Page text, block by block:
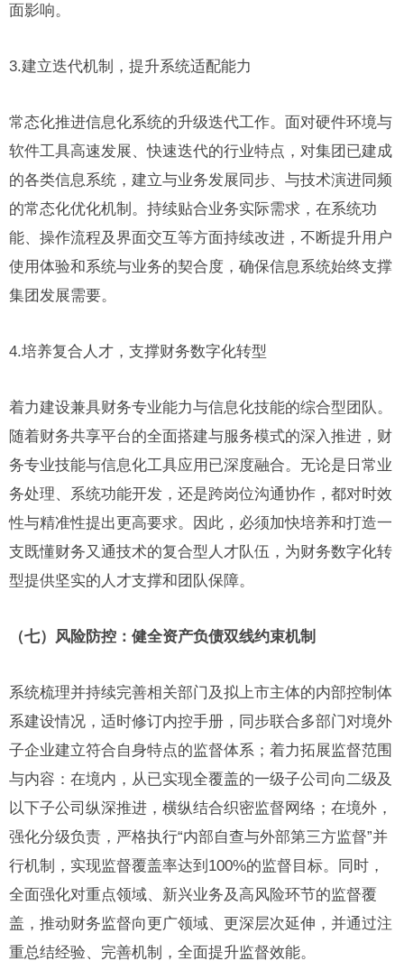
面影响。
3.建立迭代机制，提升系统适配能力
常态化推进信息化系统的升级迭代工作。面对硬件环境与
软件工具高速发展、快速迭代的行业特点，对集团已建成
的各类信息系统，建立与业务发展同步、与技术演进同频
的常态化优化机制。持续贴合业务实际需求，在系统功
能、操作流程及界面交互等方面持续改进，不断提升用户
使用体验和系统与业务的契合度，确保信息系统始终支撑
集团发展需要。
4.培养复合人才，支撑财务数字化转型
着力建设兼具财务专业能力与信息化技能的综合型团队。
随着财务共享平台的全面搭建与服务模式的深入推进，财
务专业技能与信息化工具应用已深度融合。无论是日常业
务处理、系统功能开发，还是跨岗位沟通协作，都对时效
性与精准性提出更高要求。因此，必须加快培养和打造一
支既懂财务又通技术的复合型人才队伍，为财务数字化转
型提供坚实的人才支撑和团队保障。
（七）风险防控：健全资产负债双线约束机制
系统梳理并持续完善相关部门及拟上市主体的内部控制体
系建设情况，适时修订内控手册，同步联合多部门对境外
子企业建立符合自身特点的监督体系；着力拓展监督范围
与内容：在境内，从已实现全覆盖的一级子公司向二级及
以下子公司纵深推进，横纵结合织密监督网络；在境外，
强化分级负责，严格执行“内部自查与外部第三方监督”并
行机制，实现监督覆盖率达到100%的监督目标。同时，
全面强化对重点领域、新兴业务及高风险环节的监督覆
盖，推动财务监督向更广领域、更深层次延伸，并通过注
重总结经验、完善机制，全面提升监督效能。